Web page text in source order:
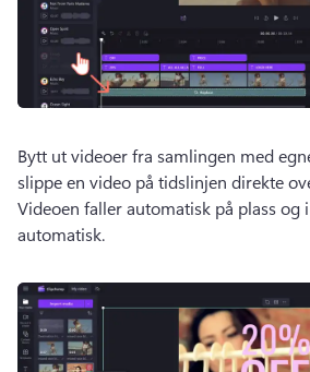
Bytt ut videoer fra samlingen med
Videoen faller automatisk på plass og
automatisk.